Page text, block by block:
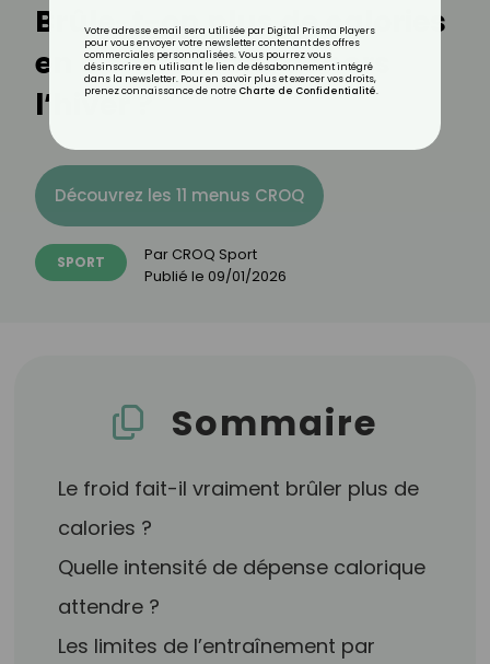
Brûle-t-on plus de calories
en s’entraînant dehors
l’hiver ?
Découvrez les 11 menus CROQ
SPORT Par CROQ Sport
Publié le 09/01/2026
Sommaire
Le froid fait-il vraiment brûler plus de
calories ?
Quelle intensité de dépense calorique
attendre ?
Les limites de l’entraînement par
Votre adresse email sera utilisée par Digital Prisma Players
pour vous envoyer votre newsletter contenant des offres
commerciales personnalisées. Vous pourrez vous
désinscrire en utilisant le lien de désabonnement intégré
dans la newsletter. Pour en savoir plus et exercer vos droits,
prenez connaissance de notre Charte de Confidentialité.